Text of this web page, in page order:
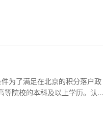
院校的本科及以上学历。认证